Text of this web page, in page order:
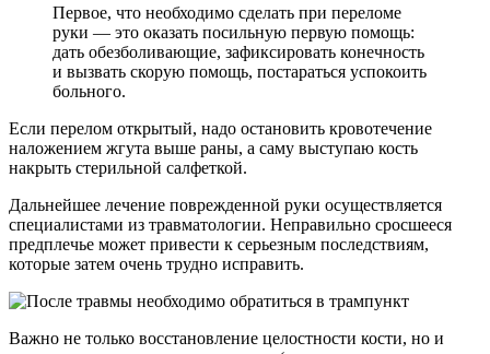
Первое, что необходимо сделать при переломе
руки — это оказать посильную первую помощь:
дать обезболивающие, зафиксировать конечность
и вызвать скорую помощь, постараться успокоить
больного.
Если перелом открытый, надо остановить кровотечение
наложением жгута выше раны, а саму выступаю кость
накрыть стерильной салфеткой.
Дальнейшее лечение поврежденной руки осуществляется
специалистами из травматологии. Неправильно сросшееся
предплечье может привести к серьезным последствиям,
которые затем очень трудно исправить.
Важно не только восстановление целостности кости, но и